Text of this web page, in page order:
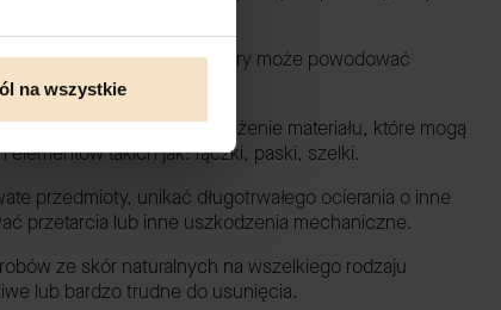
na wszystkie
deszczu, wilgoci, potu, który może powodować
duże obciążenie i naprężenie materiału, które mogą
takich jak: rączki, paski, szelki.
przedmioty, unikać długotrwałego ocierania o inne
przetarcia lub inne uszkodzenia mechaniczne.
ze skór naturalnych na wszelkiego rodzaju
lub bardzo trudne do usunięcia.